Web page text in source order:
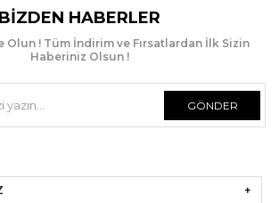
BIZDEN HABERLER
Olun ! Tüm İndirim ve Fırsatlardan İlk Sizin
Haberiniz Olsun !
GÖNDER